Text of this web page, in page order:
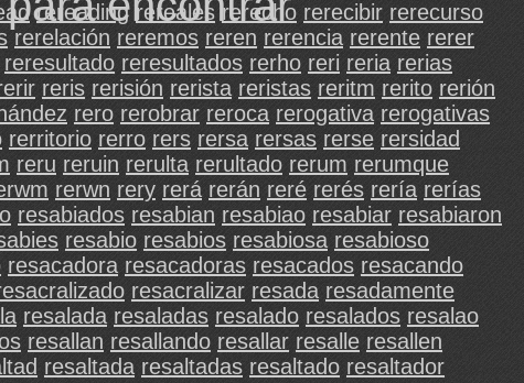
rereading rereales rerecho rerecibir rerecurso
rerelación reremos reren rerencia rerente rerer
reresultado reresultados rerho reri reria rerias
reris rerisión rerista reristas reritm rerito rerión
rero rerobrar reroca rerogativa rerogativas
rerritorio rerro rers rersa rersas rerse rersidad
reru reruin rerulta rerultado rerum rerumque
rerwn rery rerá rerán reré rerés rería rerías
resabiados resabian resabiao resabiar resabiaron
resabio resabios resabiosa resabioso
resacadora resacadoras resacados resacando
resacralizar resada resadamente
resalada resaladas resalado resalados resalao
resallan resallando resallar resalle resallen
resaltada resaltadas resaltado resaltador